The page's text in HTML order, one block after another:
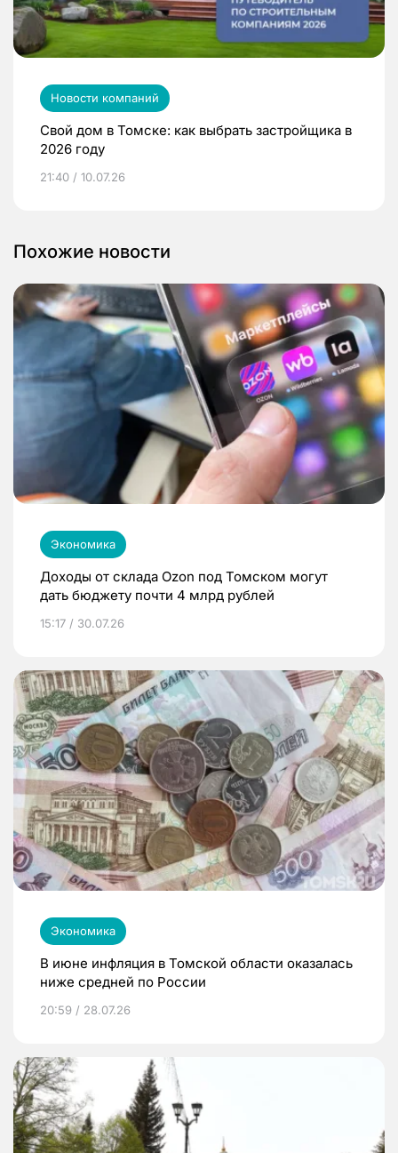
Новости компаний
Свой дом в Томске: как выбрать застройщика в
2026 году
21:40 / 10.07.26
Похожие новости
Экономика
Доходы от склада Ozon под Томском могут
дать бюджету почти 4 млрд рублей
15:17 / 30.07.26
Экономика
В июне инфляция в Томской области оказалась
ниже средней по России
20:59 / 28.07.26